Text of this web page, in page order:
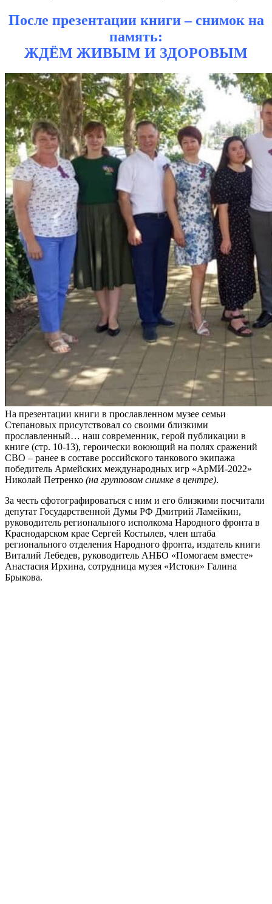
После презентации книги – снимок на
память:
ЖДЁМ ЖИВЫМ И ЗДОРОВЫМ
На презентации книги в прославленном музее семьи
Степановых присутствовал со своими близкими
прославленный… наш современник, герой публикации в
книге (стр. 10-13), героически воюющий на полях сражений
СВО – ранее в составе российского танкового экипажа
победитель Армейских международных игр «АрМИ-2022»
Николай Петренко (на групповом снимке в центре).
За честь сфотографироваться с ним и его близкими посчитали
депутат Государственной Думы РФ Дмитрий Ламейкин,
руководитель регионального исполкома Народного фронта в
Краснодарском крае Сергей Костылев, член штаба
регионального отделения Народного фронта, издатель книги
Виталий Лебедев, руководитель АНБО «Помогаем вместе»
Анастасия Ирхина, сотрудница музея «Истоки» Галина
Брыкова.